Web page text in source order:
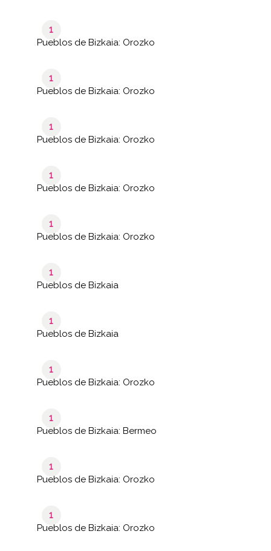
1
Pueblos de Bizkaia: Orozko
1
Pueblos de Bizkaia: Orozko
1
Pueblos de Bizkaia: Orozko
1
Pueblos de Bizkaia: Orozko
1
Pueblos de Bizkaia: Orozko
1
Pueblos de Bizkaia
1
Pueblos de Bizkaia
1
Pueblos de Bizkaia: Orozko
1
Pueblos de Bizkaia: Bermeo
1
Pueblos de Bizkaia: Orozko
1
Pueblos de Bizkaia: Orozko